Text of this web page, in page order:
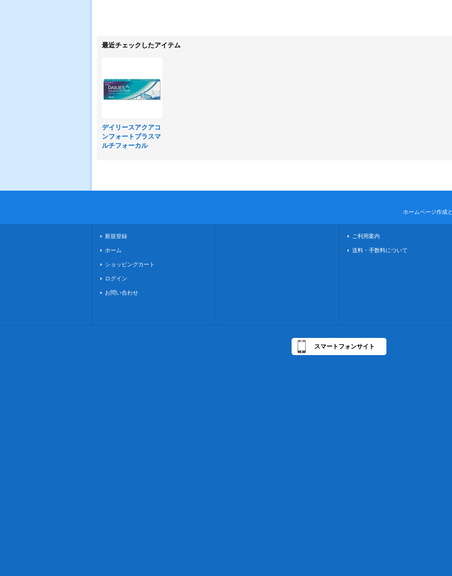
最近チェックしたアイテム
デイリースアクアコ
ンフォートプラスマ
ルチフォーカル
ホームページ作成
新規登録
ホーム
ショッピングカート
ログイン
お問い合わせ
ご利用案内
送料・手数料について
スマートフォンサイト